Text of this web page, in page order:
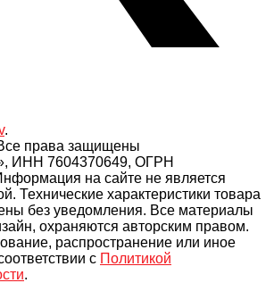
.
права защищены
7604370649, ОГРН
на сайте не является
Технические характеристики товара
без уведомления. Все материалы
охраняются авторским правом.
распространение или иное
с Политикой
.